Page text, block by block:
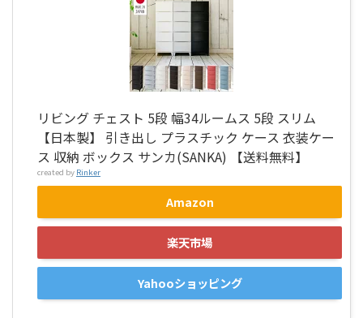
リビング チェスト 5段 幅34ルームス 5段 スリム
【日本製】 引き出し プラスチック ケース 衣装ケー
ス 収納 ボックス サンカ(SANKA) 【送料無料】
created by Rinker
Amazon
楽天市場
Yahooショッピング